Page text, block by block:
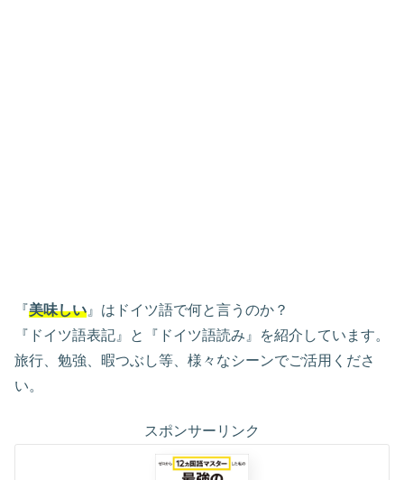
『美味しい 』はドイツ語で何と言うのか？
『ドイツ語表記』と『ドイツ語読み』を紹介しています。
旅行、勉強、暇つぶし等、様々なシーンでご活用くださ
い。
スポンサーリンク